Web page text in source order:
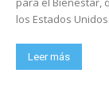
los Estados
Leer más